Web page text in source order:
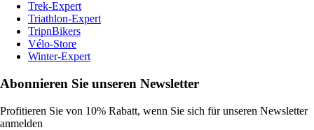
Trek-Expert
Triathlon-Expert
TripnBikers
Vélo-Store
Winter-Expert
Abonnieren Sie unseren Newsletter
Profitieren Sie von 10% Rabatt, wenn Sie sich für unseren Newsletter
anmelden